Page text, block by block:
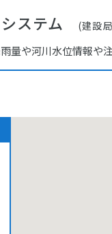
ステム (建設
量や河川水位情報